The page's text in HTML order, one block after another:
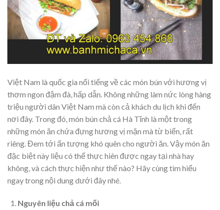
Việt Nam là quốc gia nổi tiếng về các món bún với hương vị
thơm ngon đậm đà, hấp dẫn. Không những làm nức lòng hàng
triệu người dân Việt Nam mà còn cả khách du lịch khi đến
nơi đây. Trong đó, món bún chả cá Hà Tĩnh là một trong
những món ăn chứa đựng hương vị mặn mà từ biển, rất
riêng. Đem tới ấn tượng khó quên cho người ăn. Vậy món ăn
đặc biệt này liệu có thể thực hiên được ngay tại nhà hay
không, và cách thực hiện như thế nào? Hãy cùng tìm hiểu
ngay trong nội dung dưới đây nhé.
Nguyên liệu chả cá mối